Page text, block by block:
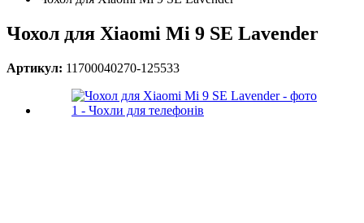
Чохол для Xiaomi Mi 9 SE Lavender
Артикул: 11700040270-125533